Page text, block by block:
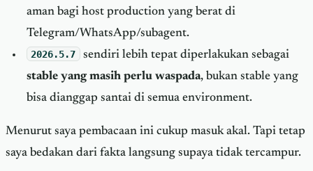
aman bagi host production yang berat di
Telegram/WhatsApp/subagent.
2026.5.7
sendiri lebih tepat diperlakukan sebagai
stable yang masih perlu waspada, bukan stable yang
bisa dianggap santai di semua environment.
Menurut saya pembacaan ini cukup masuk akal. Tapi tetap
saya bedakan dari fakta langsung supaya tidak tercampur.